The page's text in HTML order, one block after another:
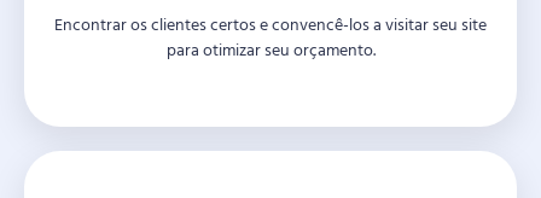
Encontrar os clientes certos e convencê-los a visitar seu site
para otimizar seu orçamento.